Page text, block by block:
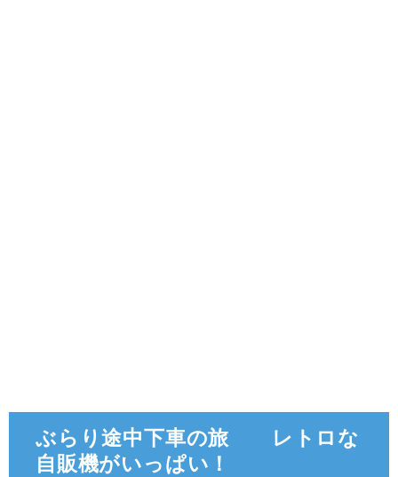
ぶらり途中下車の旅 レトロな
自販機がいっぱい！